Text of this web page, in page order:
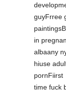
guyFrree
in
albaany
hiuse
pornFiirst
time fuck